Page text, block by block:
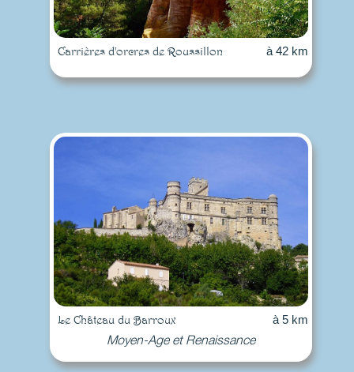
Carrières d'orcres de Roussillon à 42 km
Le Château du Barroux à 5 km
Moyen-Age et Renaissance